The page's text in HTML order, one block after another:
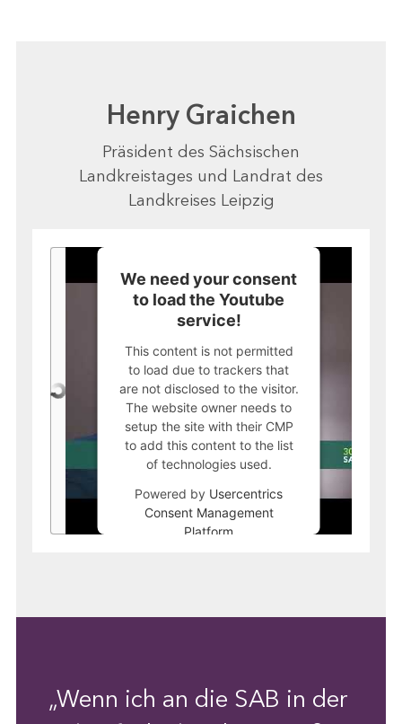
Henry Graichen
Präsident des Sächsischen
Landkreistages und Landrat des
Landkreises Leipzig
We need your consent
to load the Youtube
service!
This content is not permitted
to load due to trackers that
are not disclosed to the visitor.
The website owner needs to
setup the site with their CMP
to add this content to the list
of technologies used.
Powered by Usercentrics
Consent Management
Platform
„Wenn ich an die SAB in der